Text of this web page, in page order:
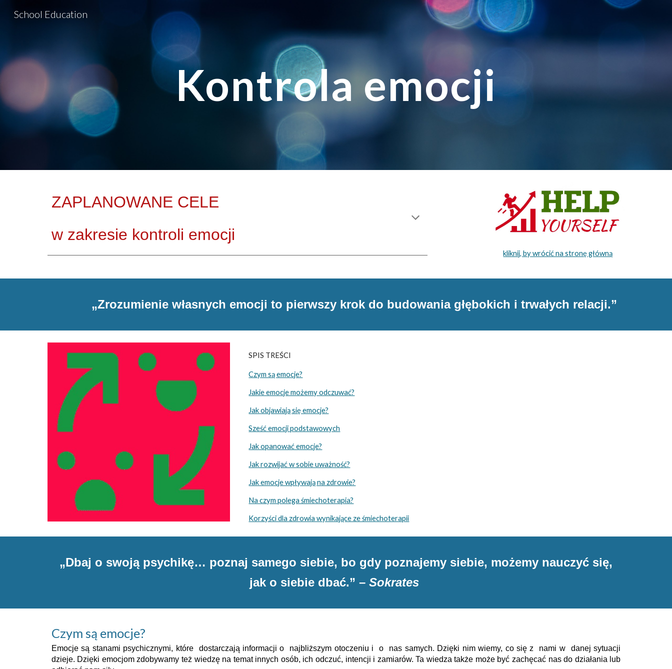
Skip to navigation
School Education
Kontrola emocji
ZAPLANOWANE CELE
w zakresie kontroli emocji
kliknij, by wrócić na stronę główną
„Zrozumienie własnych emocji to pierwszy krok do budowania głębokich i trwałych relacji.”
SPIS TREŚCI
Czym są emocje?
Jakie emocje możemy odczuwać?
Jak objawiają się emocje?
Sześć emocji podstawowych
Jak opanować emocje?
Jak rozwijać w sobie uważność?
Jak emocje wpływają na zdrowie?
Na czym polega śmiechoterapia?
Korzyści dla zdrowia wynikające ze śmiechoterapii
„Dbaj o swoją psychikę… poznaj samego siebie, bo gdy poznajemy siebie, możemy nauczyć się,
jak o siebie dbać.” – Sokrates
Czym są emocje?
Emocje są stanami psychicznymi, które dostarczają informacji o najbliższym otoczeniu i o nas samych. Dzięki nim wiemy, co się z nami w danej sytuacji
dzieje. Dzięki emocjom zdobywamy też wiedzę na temat innych osób, ich odczuć, intencji i zamiarów. Ta wiedza także może być zachęcać nas do działania lub